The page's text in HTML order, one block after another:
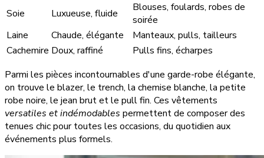
Soie
Luxueuse, fluide
Blouses, foulards, robes de
soirée
Laine
Chaude, élégante
Manteaux, pulls, tailleurs
Cachemire Doux, raffiné
Pulls fins, écharpes
Parmi les pièces incontournables d'une garde-robe élégante,
on trouve le blazer, le trench, la chemise blanche, la petite
robe noire, le jean brut et le pull fin. Ces vêtements
versatiles et indémodables permettent de composer des
tenues chic pour toutes les occasions, du quotidien aux
événements plus formels.